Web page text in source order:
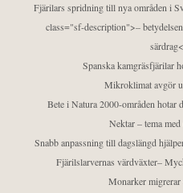
Fjärilars spridning till nya områden i
class="sf-description">–
Spanska kamgräsfjärilar
Mikroklimat avgör
Bete i Natura 2000-områden hotar
Nektar – tema
Snabb anpassning till dagslängd
Fjärilslarvernas värdväxter–
Monarker migrerar